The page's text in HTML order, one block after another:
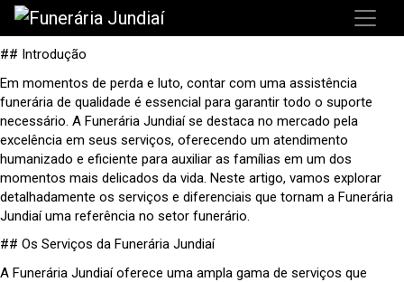
## Introdução
Em momentos de perda e luto, contar com uma assistência
funerária de qualidade é essencial para garantir todo o suporte
necessário. A Funerária Jundiaí se destaca no mercado pela
excelência em seus serviços, oferecendo um atendimento
humanizado e eficiente para auxiliar as famílias em um dos
momentos mais delicados da vida. Neste artigo, vamos explorar
detalhadamente os serviços e diferenciais que tornam a Funerária
Jundiaí uma referência no setor funerário.
## Os Serviços da Funerária Jundiaí
A Funerária Jundiaí oferece uma ampla gama de serviços que